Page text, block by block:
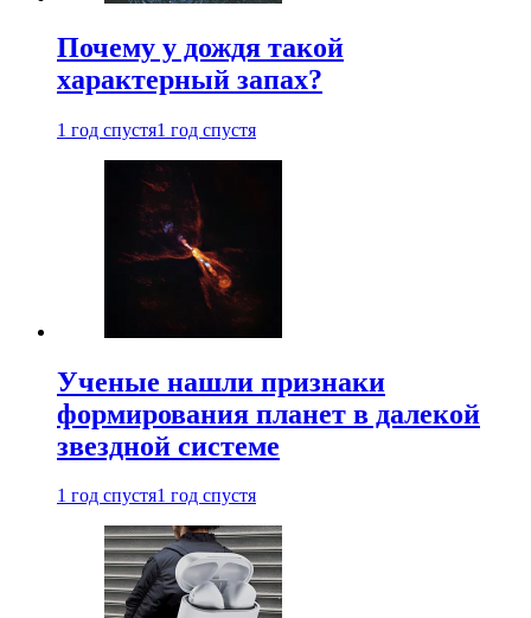
Почему у дождя такой
характерный запах?
1 год спустя1 год спустя
Ученые нашли признаки
формирования планет в далекой
звездной системе
1 год спустя1 год спустя